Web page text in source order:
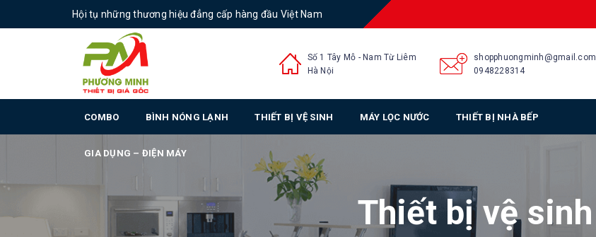
Hội tụ những thương hiệu đẳng cấp hàng đầu Việt Nam
Số 1 Tây Mỗ - Nam Từ Liêm
Hà Nội
shopphuongminh@gmail.com
0948228314
COMBO BÌNH NÓNG LẠNH THIẾT BỊ VỆ SINH MÁY LỌC NƯỚC THIẾT BỊ NHÀ BẾP
GIA DỤNG – ĐIỆN MÁY
Thiết bị vệ sinh